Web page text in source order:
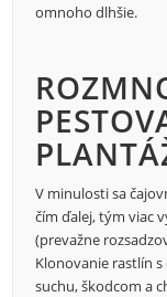
omnoho dlhšie.
V minulosti sa
čím ďalej, tým viac
(prevažne
Klonovanie rastlín
suchu, škodcom a